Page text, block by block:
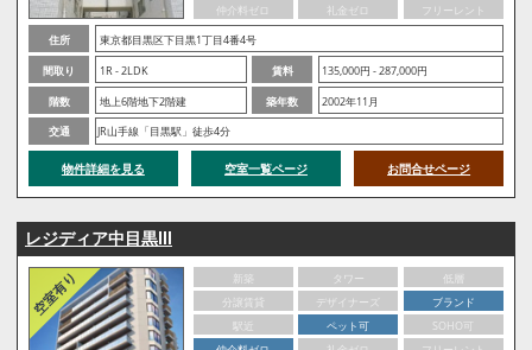
仲介料ゼロ
礼金ゼロ
フリーレント
住所
東京都目黒区下目黒1丁目4番4号
間取り
1R - 2LDK 賃料
135,000円 - 287,000円
階数
地上6階地下2階建 築年数
2002年11月
交通
JR山手線「目黒駅」徒歩4分
物件詳細を見る 空室一覧ページ お問合せページ
レジディア中目黒Ⅲ
新築 タワー
低層
分譲賃貸
デザイナーズ
ブランド
駅近
ペット可
SOHO可